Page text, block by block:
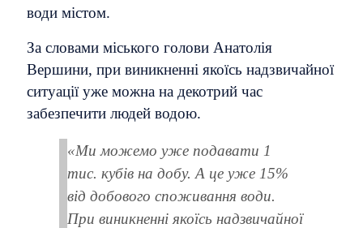
води містом.
За словами міського голови Анатолія
Вершини, при виникненні якоїсь надзвичайної
ситуації уже можна на декотрий час
забезпечити людей водою.
«Ми можемо уже подавати 1
тис. кубів на добу. А це уже 15%
від добового споживання води.
При виникненні якоїсь надзвичайної